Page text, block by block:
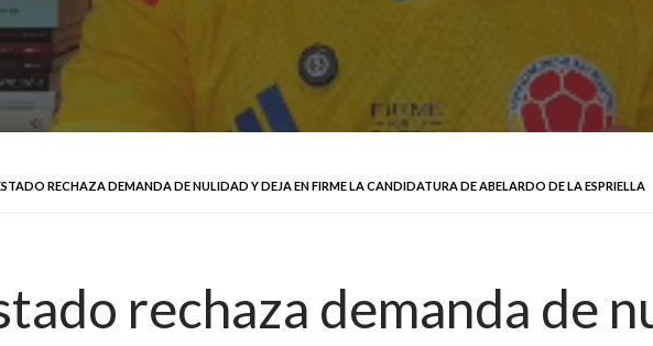
RECHAZA DEMANDA DE NULIDAD Y DEJA EN FIRME LA CANDIDATURA DE ABELARDO DE LA ESPRIELLA
rechaza demanda de